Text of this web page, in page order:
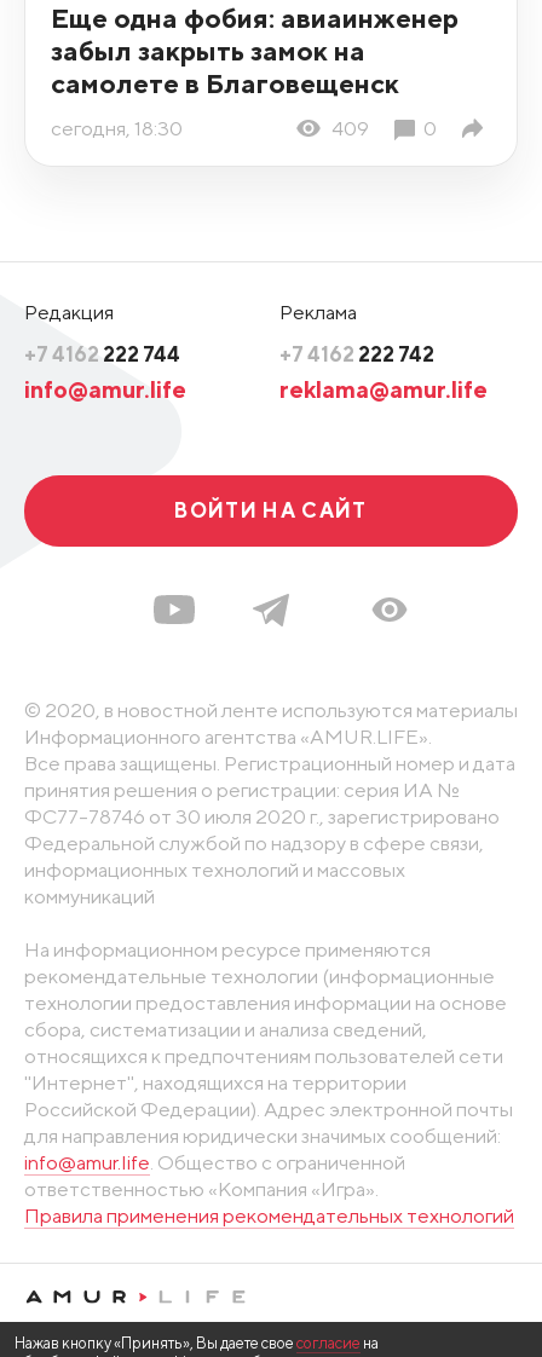
Еще одна фобия: авиаинженер
забыл закрыть замок на
самолете в Благовещенск
сегодня, 18:30 409 0
Редакция
+7 4162 222 744
info@amur.life
Реклама
+7 4162 222 742
reklama@amur.life
ВОЙТИ НА САЙТ
© 2020, в новостной ленте используются материалы
Информационного агентства «AMUR.LIFE».
Все права защищены. Регистрационный номер и дата
принятия решения о регистрации: серия ИА №
ФС77-78746 от 30 июля 2020 г., зарегистрировано
Федеральной службой по надзору в сфере связи,
информационных технологий и массовых
коммуникаций
На информационном ресурсе применяются
рекомендательные технологии (информационные
технологии предоставления информации на основе
сбора, систематизации и анализа сведений,
относящихся к предпочтениям пользователей сети
"Интернет", находящихся на территории
Российской Федерации). Адрес электронной почты
для направления юридически значимых сообщений:
info@amur.life. Общество с ограниченной
ответственностью «Компания «Игра».
Правила применения рекомендательных технологий
Нажав кнопку «Принять», Вы даете свое согласие на